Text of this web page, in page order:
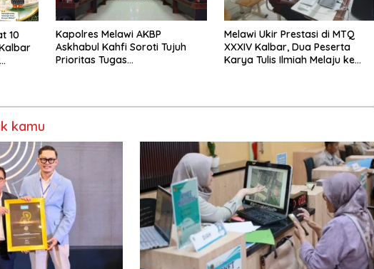
10
Kapolres Melawi AKBP
Askhabul Kahfi Soroti Tujuh
Prioritas Tugas
Melawi Ukir Prestasi di MTQ
XXXIV Kalbar, Dua Peserta
Karya Tulis Ilmiah Melaju ke
kamu